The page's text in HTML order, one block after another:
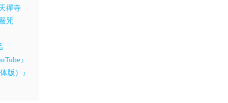
禪寺
咒
』
版）』